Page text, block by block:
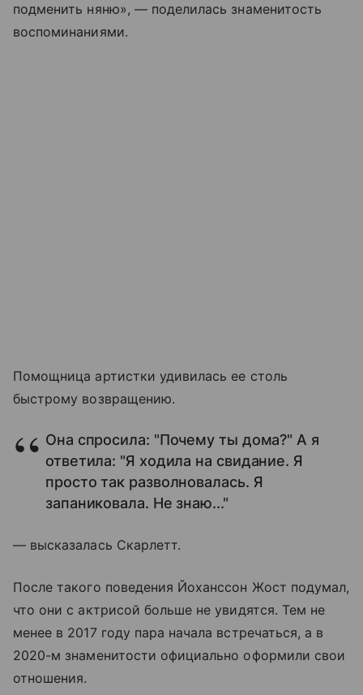
подменить няню», — поделилась знаменитость
воспоминаниями.
Помощница артистки удивилась ее столь
быстрому возвращению.
Она спросила: "Почему ты дома?" А я
ответила: "Я ходила на свидание. Я
просто так разволновалась. Я
запаниковала. Не знаю..."
— высказалась Скарлетт.
После такого поведения Йоханссон Жост подумал,
что они с актрисой больше не увидятся. Тем не
менее в 2017 году пара начала встречаться, а в
2020-м знаменитости официально оформили свои
отношения.